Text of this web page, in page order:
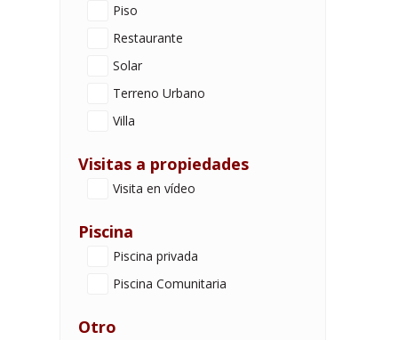
Piso
Restaurante
Solar
Terreno Urbano
Villa
Visitas a propiedades
Visita en vídeo
Piscina
Piscina privada
Piscina Comunitaria
Otro